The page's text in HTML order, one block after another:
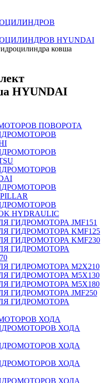
HYUNDAI
ковша
HYUNDAI
ПОВОРОТА
HYDRAULIC
ГИДРОМОТОРА JMF151
ГИДРОМОТОРА KMF125
ГИДРОМОТОРА KMF230
ГИДРОМОТОРА
ГИДРОМОТОРА M2X210
ГИДРОМОТОРА M5X130
ГИДРОМОТОРА M5X180
ГИДРОМОТОРА JMF250
ГИДРОМОТОРА
ХОДА
ХОДА
ХОДА
ХОДА
ХОДА